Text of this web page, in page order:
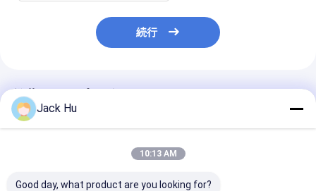
続行
推薦されたプロダクト
Jack Hu
10:13 AM
Good day, what product are you looking for?